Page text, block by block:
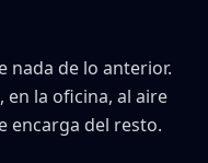
nada de lo anterior.
la oficina, al aire
encarga del resto.